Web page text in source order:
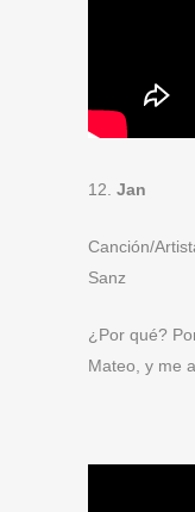
12. Jan
Canción/
Sanz
¿Por qué?
Mateo, y me